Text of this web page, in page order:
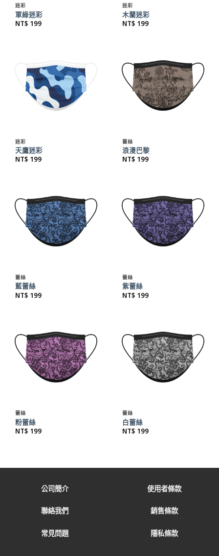
迷彩
軍綠迷彩
NT$ 199
迷彩
木蘭迷彩
NT$ 199
迷彩
天鷹迷彩
NT$ 199
蕾絲
浪漫巴黎
NT$ 199
蕾絲
藍蕾絲
NT$ 199
蕾絲
紫蕾絲
NT$ 199
蕾絲
粉蕾絲
NT$ 199
蕾絲
白蕾絲
NT$ 199
公司簡介
聯絡我們
常見問題
使用者條款
銷售條款
隱私條款